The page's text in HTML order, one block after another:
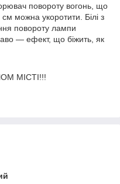
повороту вогонь, що
можна укоротити. Білі з
повороту лампи
— ефект, що біжить, як
МІСТІ!!!